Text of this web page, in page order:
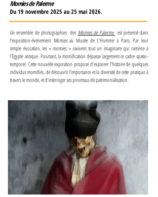
Momies de Palerme
Du 19 novembre 2025 au 25 mai 2026.
Un ensemble de photographies des Momies de Palerme est présenté dans
l'exposition-événement Momiesau Musée de L'Homme à Paris.Par leur
simple évocation, les « momies » ravivent tout un imaginaire qui ramène à
l’Égypte antique. Pourtant, la momification dépasse largement ce cadre spatio-
temporel. Cette nouvelle exposition propose d’explorer l’histoire de quelques
individus momifiés, de découvrir l’importance et la diversité de cette pratique à
travers le monde, et d’interroger ses processus de patrimonialisation.